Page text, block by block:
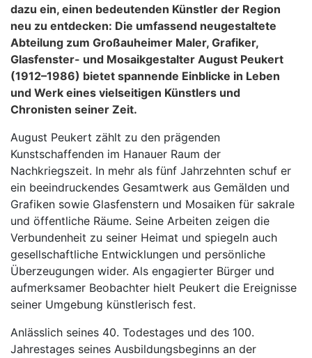
dazu ein, einen bedeutenden Künstler der Region
neu zu entdecken: Die umfassend neugestaltete
Abteilung zum Großauheimer Maler, Grafiker,
Glasfenster- und Mosaikgestalter August Peukert
(1912–1986) bietet spannende Einblicke in Leben
und Werk eines vielseitigen Künstlers und
Chronisten seiner Zeit.
August Peukert zählt zu den prägenden
Kunstschaffenden im Hanauer Raum der
Nachkriegszeit. In mehr als fünf Jahrzehnten schuf er
ein beeindruckendes Gesamtwerk aus Gemälden und
Grafiken sowie Glasfenstern und Mosaiken für sakrale
und öffentliche Räume. Seine Arbeiten zeigen die
Verbundenheit zu seiner Heimat und spiegeln auch
gesellschaftliche Entwicklungen und persönliche
Überzeugungen wider. Als engagierter Bürger und
aufmerksamer Beobachter hielt Peukert die Ereignisse
seiner Umgebung künstlerisch fest.
Anlässlich seines 40. Todestages und des 100.
Jahrestages seines Ausbildungsbeginns an der